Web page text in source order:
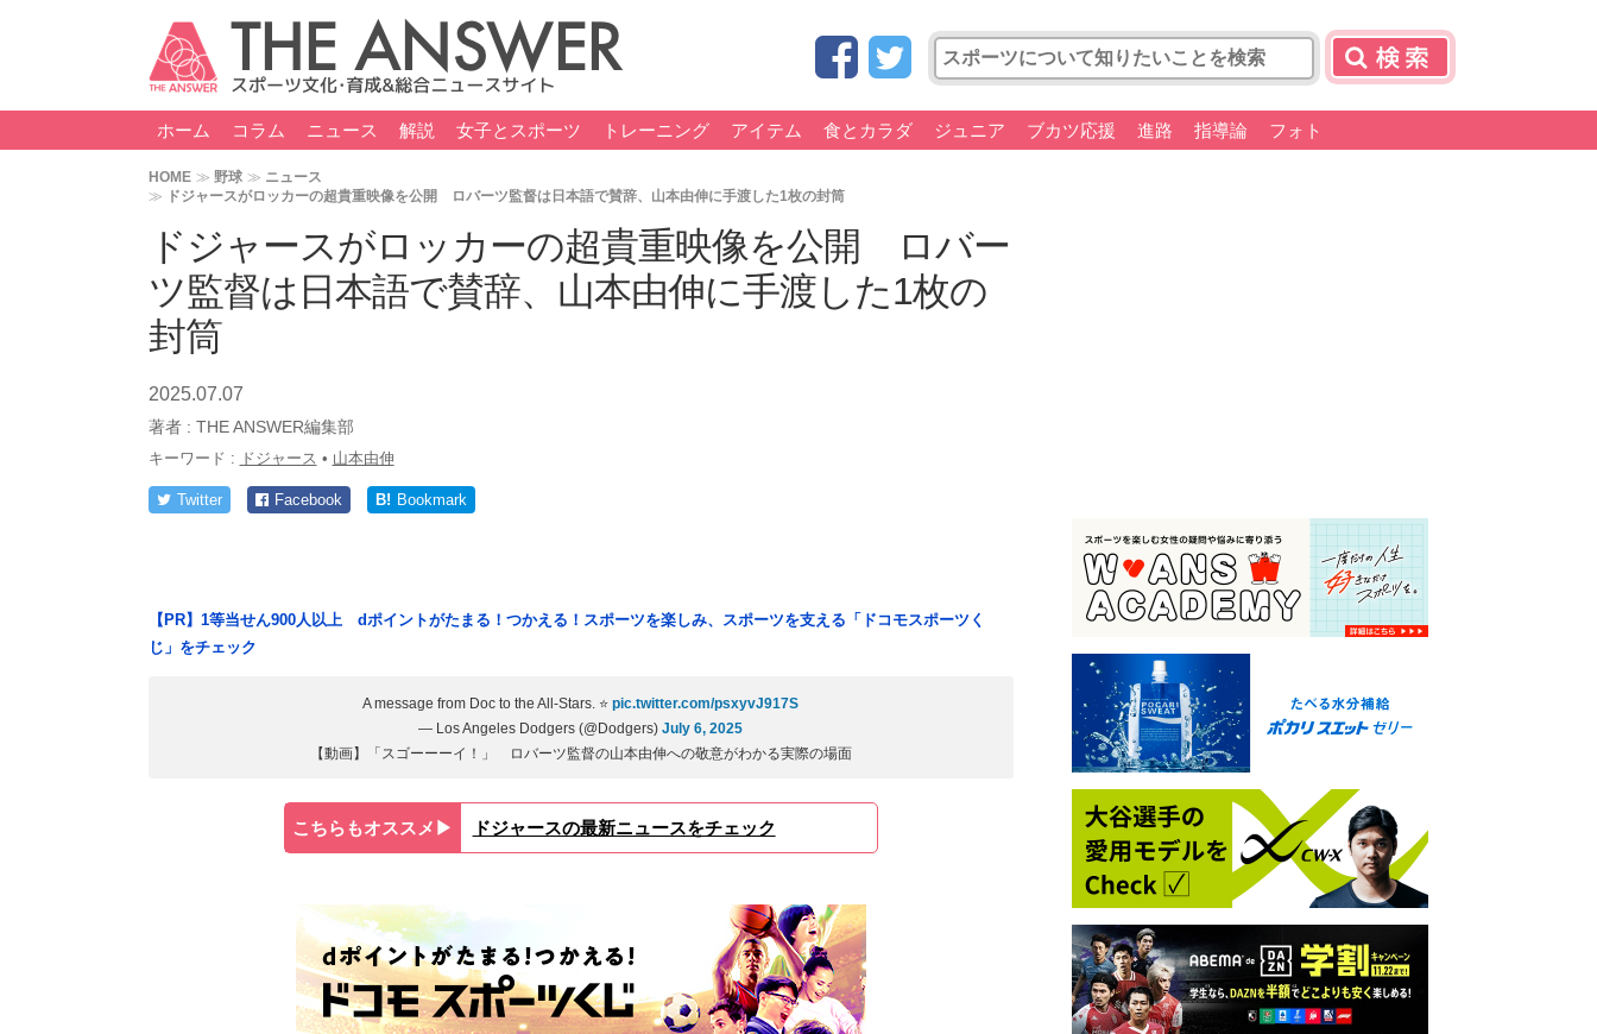
ホーム コラム ニュース 解説 女子とスポーツ トレーニング アイテム 食とカラダ ジュニア ブカツ応援 進路 指導論 フォト
HOME 野球
ニュース
ドジャースがロッカーの超貴重映像を公開 ロバーツ監督は日本語で賛辞、山本由伸に手渡した1枚の封筒
ドジャースがロッカーの超貴重映像を公開 ロバー
ツ監督は日本語で賛辞、山本由伸に手渡した1枚の
封筒
2025.07.07
著者 : THE ANSWER編集部
キーワード : ドジャース • 山本由伸
Twitter Facebook B! Bookmark
【PR】1等当せん900人以上 dポイントがたまる！つかえる！スポーツを楽しみ、スポーツを支える「ドコモスポーツく
じ」をチェック
A message from Doc to the All-Stars. ⭐️ pic.twitter.com/psxyvJ917S
— Los Angeles Dodgers (@Dodgers) July 6, 2025
【動画】「スゴーーーイ！」 ロバーツ監督の山本由伸への敬意がわかる実際の場面
こちらもオススメ▶︎ ドジャースの最新ニュースをチェック